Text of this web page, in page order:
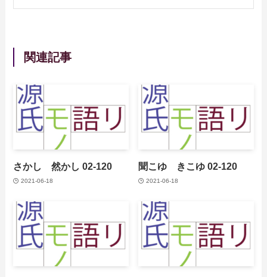
関連記事
さかし 然かし 02-120
2021-06-18
聞こゆ きこゆ 02-120
2021-06-18